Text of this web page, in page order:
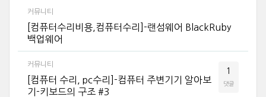
커뮤니티
[컴퓨터수리비용,컴퓨터수리]-랜섬웨어 BlackRuby
백업웨어
커뮤니티
[컴퓨터 수리, pc수리]-컴퓨터 주변기기 알아보
기-키보드의 구조 #3
1
댓글